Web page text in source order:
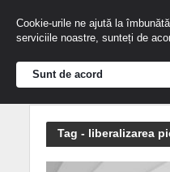
Tag - liberalizarea
Cookie-urile ne ajută la
serviciile noastre, sunteți de
Sunt de acord